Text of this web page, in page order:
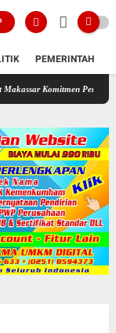
PEMERINTAH
Percepatan Proyek PSEL